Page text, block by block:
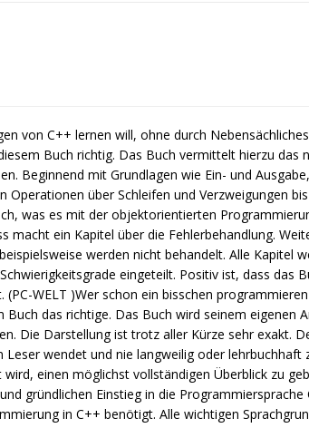
von C++ lernen will, ohne durch
Buch richtig. Das Buch vermittelt hierzu das
Beginnend mit Grundlagen wie Ein- und
Operationen über Schleifen und Verzweigungen
was es mit der objektorientierten
macht ein Kapitel über die Fehlerbehandlung.
werden nicht behandelt. Alle Kapitel
eingeteilt. Positiv ist, dass das
WELT )Wer schon ein bisschen
das richtige. Das Buch wird seinem eigenen
Die Darstellung ist trotz aller Kürze sehr exakt.
wendet und nie langweilig oder lehrbuchhaft
einen möglichst vollständigen Überblick zu
gründlichen Einstieg in die
in C++ benötigt. Alle wichtigen